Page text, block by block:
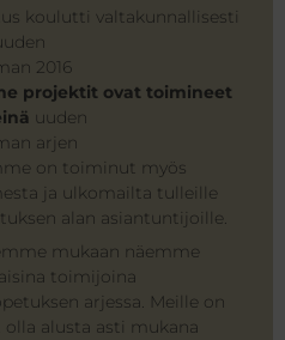
koulutti valtakunnallisesti
2016
projektit ovat toimineet
uuden
arjen
on toiminut myös
ja ulkomailta tulleille
alan asiantuntijoille.
mukaan näemme
toimijoina
arjessa. Meille on
olla alusta asti mukana